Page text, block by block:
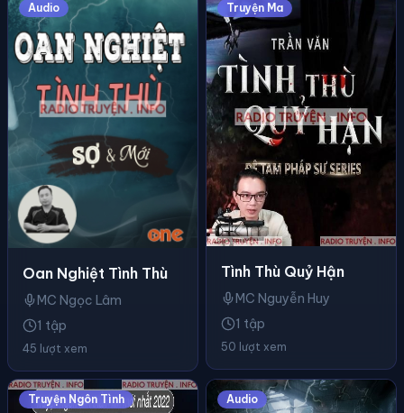
Audio
Oan Nghiệt Tình Thù
MC Ngọc Lâm
1 tập
45 lượt xem
Truyện Ma
Tình Thù Quỷ Hận
MC Nguyễn Huy
1 tập
50 lượt xem
Truyện Ngôn Tình Audio